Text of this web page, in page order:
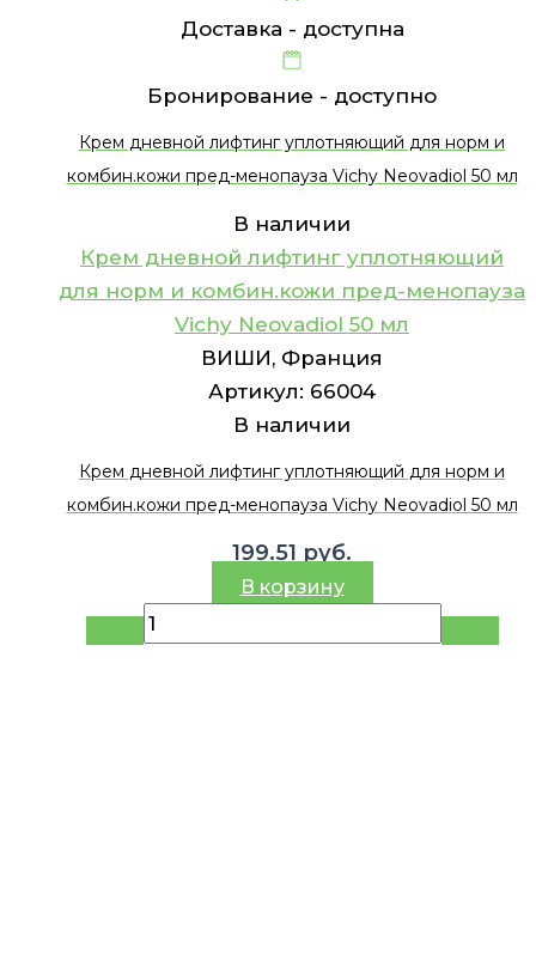
Доставка - доступна
Бронирование - доступно
Крем дневной лифтинг уплотняющий для норм и
комбин.кожи пред-менопауза Vichy Neovadiol 50 мл
В наличии
Крем дневной лифтинг уплотняющий
для норм и комбин.кожи пред-менопауза
Vichy Neovadiol 50 мл
ВИШИ, Франция
Артикул: 66004
В наличии
Крем дневной лифтинг уплотняющий для норм и
комбин.кожи пред-менопауза Vichy Neovadiol 50 мл
199.51 руб.
В корзину